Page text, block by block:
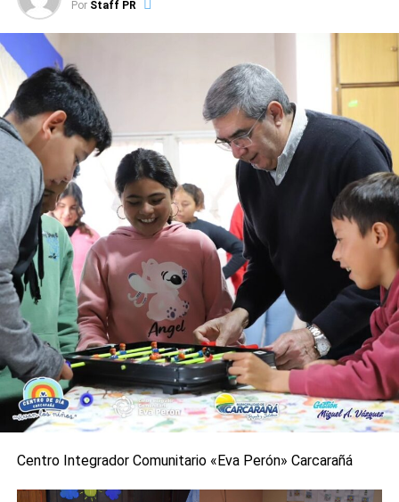
Las inducciones son una serie de ejercicios de
en diferentes escenarios, también se realiza una
capacitación teórica práctica para nuevos brigadistas.
Por Staff PR
Centro Integrador Comunitario «Eva Perón» Carcarañá